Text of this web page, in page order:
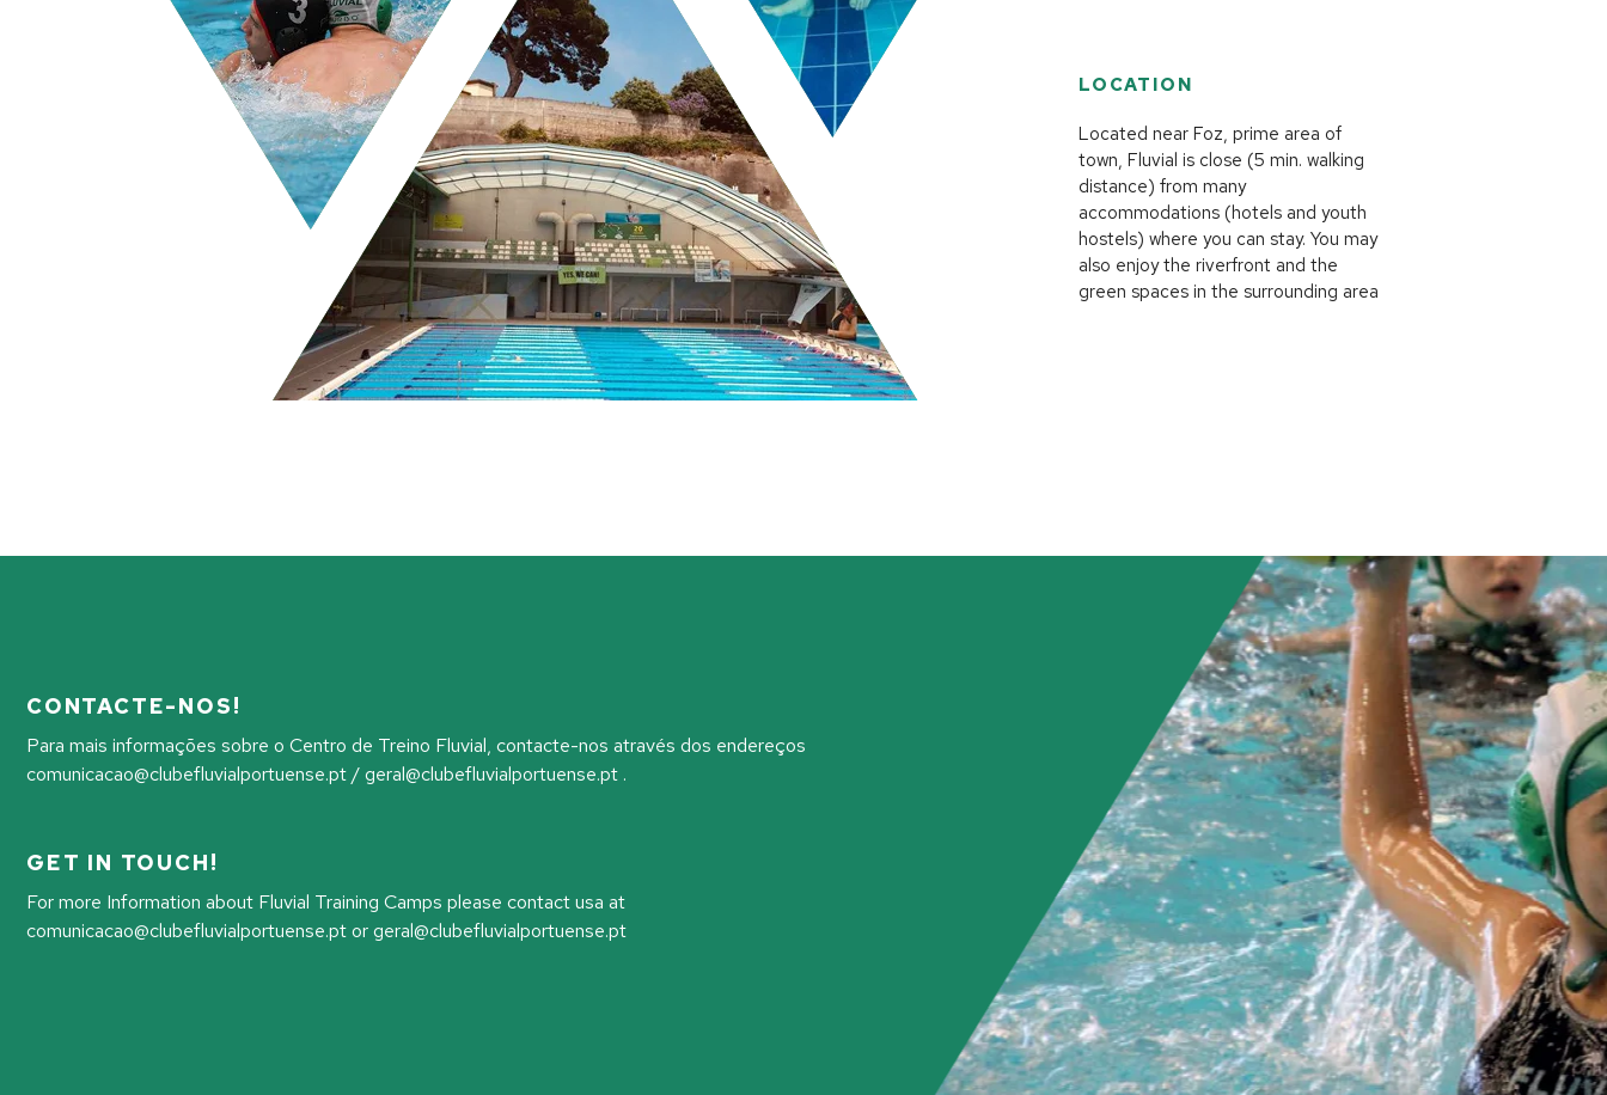
LOCATION
Located near Foz, prime area of
town, Fluvial is close (5 min. walking
distance) from many
accommodations (hotels and youth
hostels) where you can stay. You may
also enjoy the riverfront and the
green spaces in the surrounding area
CONTACTE-NOS!
Para mais informações sobre o Centro de Treino Fluvial, contacte-nos através dos endereços
comunicacao@clubefluvialportuense.pt / geral@clubefluvialportuense.pt .
GET IN TOUCH!
For more Information about Fluvial Training Camps please contact usa at
comunicacao@clubefluvialportuense.pt or geral@clubefluvialportuense.pt